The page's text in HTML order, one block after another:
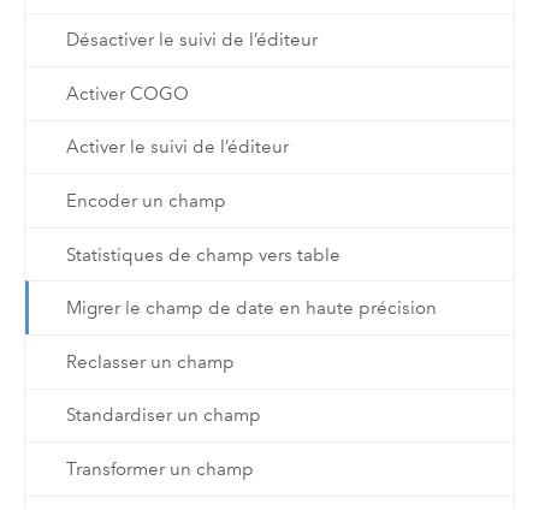
Désactiver le suivi de l’éditeur
Activer COGO
Activer le suivi de l’éditeur
Encoder un champ
Statistiques de champ vers table
Migrer le champ de date en haute précision
Reclasser un champ
Standardiser un champ
Transformer un champ